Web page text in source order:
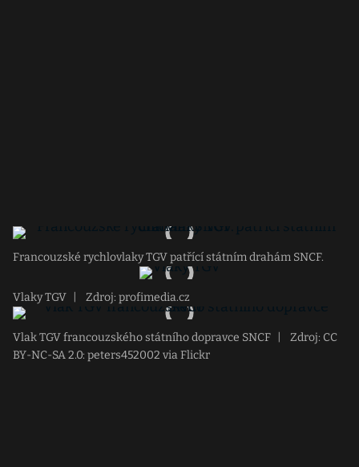
Francouzské rychlovlaky TGV patřící státním drahám SNCF.
Vlaky TGV Zdroj: profimedia.cz
Vlak TGV francouzského státního dopravce SNCF
Zdroj: CC
BY-NC-SA 2.0: peters452002 via Flickr